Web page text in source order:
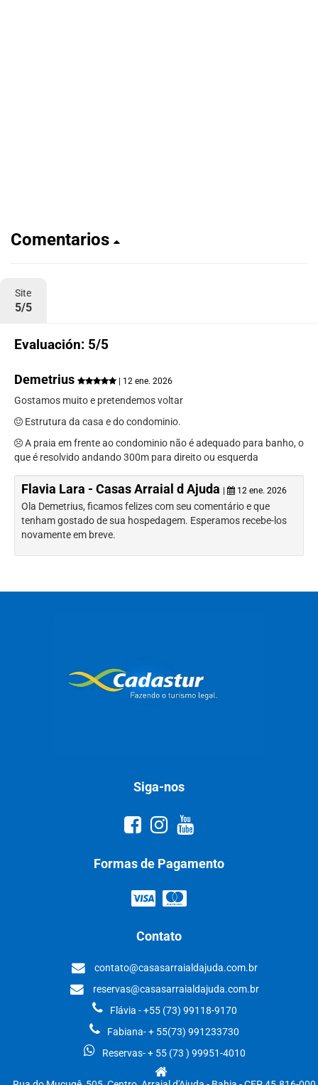
Comentarios
Site
5/5
Evaluación: 5/5
Demetrius | 12 ene. 2026
Gostamos muito e pretendemos voltar
Estrutura da casa e do condominio.
A praia em frente ao condominio não é adequado para banho, o
que é resolvido andando 300m para direito ou esquerda
Flavia Lara - Casas Arraial d Ajuda 12 ene. 2026
Ola Demetrius, ficamos felizes com seu comentário e que
tenham gostado de sua hospedagem. Esperamos recebe-los
novamente em breve.
Siga-nos
Formas de Pagamento
Contato
contato@casasarraialdajuda.com.br
reservas@casasarraialdajuda.com.br
Flávia - +55 (73) 99118-9170
Fabiana- + 55(73) 991233730
Reservas- + 55 (73 ) 99951-4010